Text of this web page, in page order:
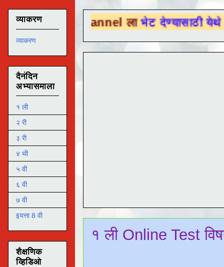
ला भेट देण्यासाठी येथे क्लिक करा .
१ ली Online Test
व्याकरण
व्याकरण
दैनंदिन
अभ्यासमाला
१ ली
२ री
३ री
४ थी
५ वी
६ वी
७ वी
इयत्ता 8 वी
शैक्षणिक
व्हिडिओ